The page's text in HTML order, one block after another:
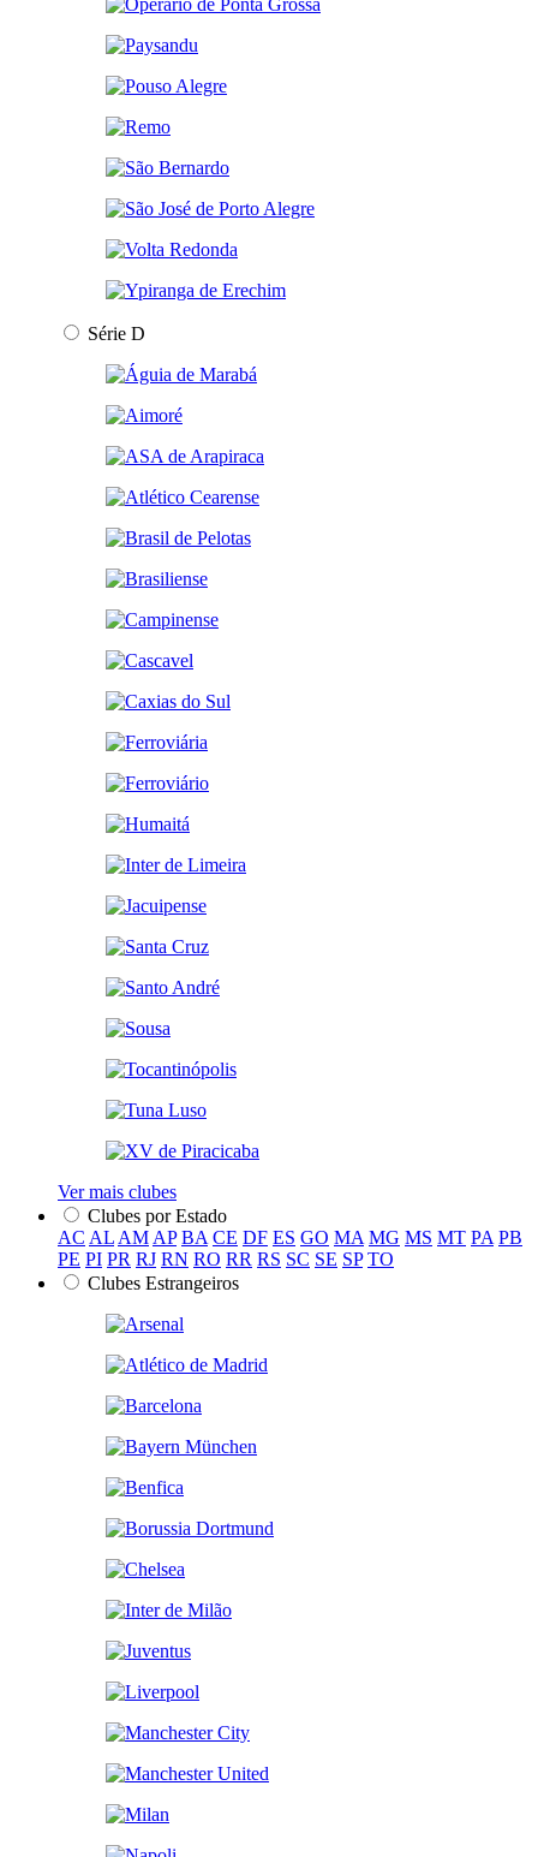
Série D
Ver mais clubes
Clubes por Estado
AC AL AM AP BA CE DF ES GO MA MG MS MT PA PB
PE PI PR RJ RN RO RR RS SC SE SP TO
Clubes Estrangeiros